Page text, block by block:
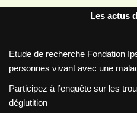
Les actus
Etude de recherche Fondation
personnes vivant avec une
Participez à l’enquête sur les
déglutition